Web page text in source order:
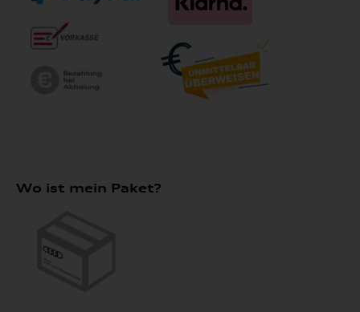
Wo ist mein Paket?